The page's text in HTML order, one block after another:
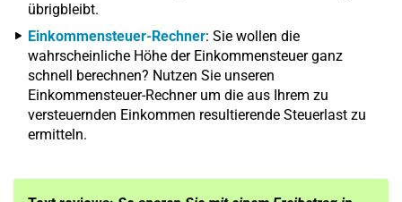
übrigbleibt.
Einkommensteuer-Rechner: Sie wollen die
wahrscheinliche Höhe der Einkommensteuer ganz
schnell berechnen? Nutzen Sie unseren
Einkommensteuer-Rechner um die aus Ihrem zu
versteuernden Einkommen resultierende Steuerlast zu
ermitteln.